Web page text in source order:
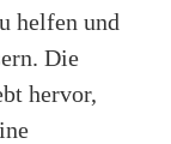
helfen und
Die
hervor,